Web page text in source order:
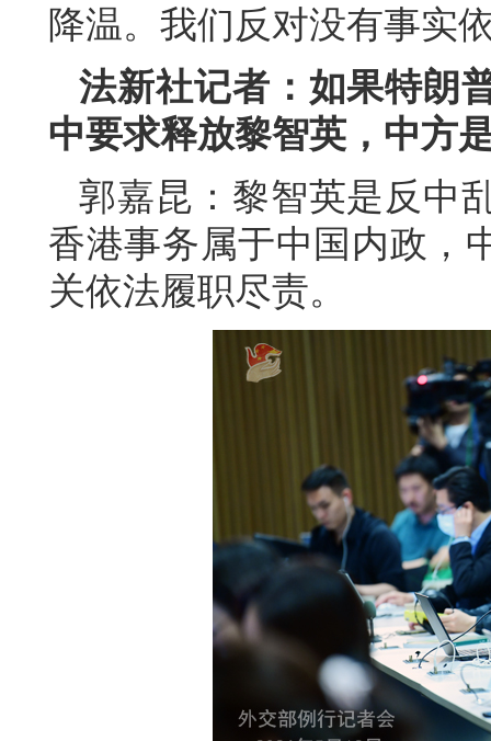
降温。我们反对没有事实
法新社记者：如果特朗
中要求释放黎智英，中方
郭嘉昆：黎智英是反中
香港事务属于中国内政，
关依法履职尽责。